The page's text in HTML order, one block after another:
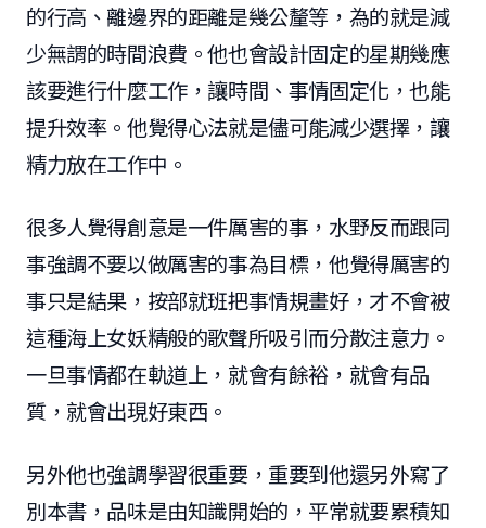
的行高、離邊界的距離是幾公釐等，為的就是減
少無謂的時間浪費。他也會設計固定的星期幾應
該要進行什麼工作，讓時間、事情固定化，也能
提升效率。他覺得心法就是儘可能減少選擇，讓
精力放在工作中。
很多人覺得創意是一件厲害的事，水野反而跟同
事強調不要以做厲害的事為目標，他覺得厲害的
事只是結果，按部就班把事情規畫好，才不會被
這種海上女妖精般的歌聲所吸引而分散注意力。
一旦事情都在軌道上，就會有餘裕，就會有品
質，就會出現好東西。
另外他也強調學習很重要，重要到他還另外寫了
別本書，品味是由知識開始的，平常就要累積知